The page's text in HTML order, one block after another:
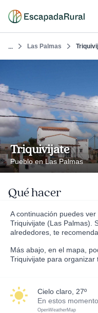
... Las Palmas
Triquivijate
Pueblo en Las Palmas
Qué hacer
A continuación puedes
Triquivijate (Las Palmas).
alrededores, te
Más abajo, en el mapa,
Triquivijate para organizar
cielo claro, 27º
En estos
OpenWeatherMap